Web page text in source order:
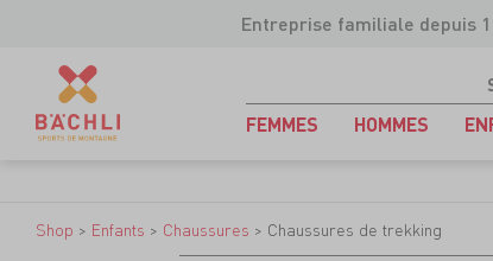
Entreprise familiale depuis
FEMMES HOMMES
Shop > Enfants > Chaussures > Chaussures de trekking